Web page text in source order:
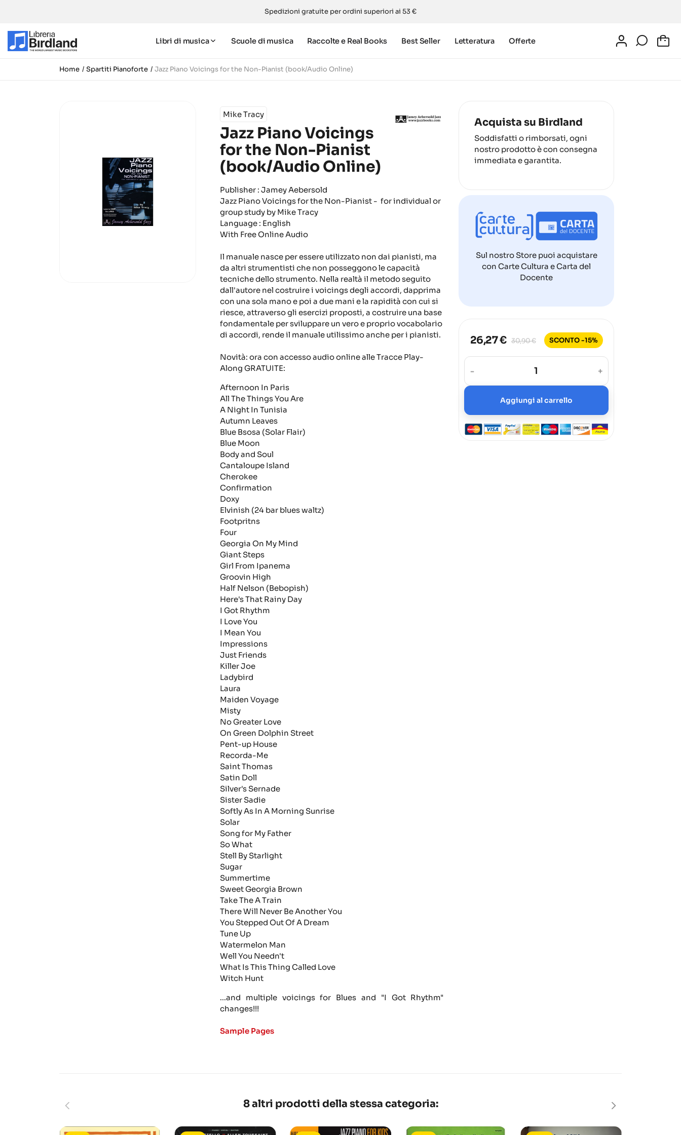
Spedizioni gratuite per ordini superiori ai 53 €
Libri di musica Scuole di musica Raccolte e Real Books Best Seller Letteratura Offerte
Home Spartiti Pianoforte Jazz Piano Voicings for the Non-Pianist (book/Audio Online)
Mike Tracy
Jazz Piano Voicings
for the Non-Pianist
(book/Audio Online)
Publisher : Jamey Aebersold
Jazz Piano Voicings for the Non-Pianist - for individual or
group study by Mike Tracy
Language : English
With Free Online Audio
Il manuale nasce per essere utilizzato non dai pianisti, ma
da altri strumentisti che non posseggono le capacità
tecniche dello strumento. Nella realtà il metodo seguito
dall'autore nel costruire i voicings degli accordi, dapprima
con una sola mano e poi a due mani e la rapidità con cui si
riesce, attraverso gli esercizi proposti, a costruire una base
fondamentale per sviluppare un vero e proprio vocabolario
di accordi, rende il manuale utilissimo anche per i pianisti.
Novità: ora con accesso audio online alle Tracce Play-
Along GRATUITE:
Afternoon In Paris
All The Things You Are
A Night In Tunisia
Autumn Leaves
Blue Bsosa (Solar Flair)
Blue Moon
Body and Soul
Cantaloupe Island
Cherokee
Confirmation
Doxy
Elvinish (24 bar blues waltz)
Footpritns
Four
Georgia On My Mind
Giant Steps
Girl From Ipanema
Groovin High
Half Nelson (Bebopish)
Here's That Rainy Day
I Got Rhythm
I Love You
I Mean You
Impressions
Just Friends
Killer Joe
Ladybird
Laura
Maiden Voyage
Misty
No Greater Love
On Green Dolphin Street
Pent-up House
Recorda-Me
Saint Thomas
Satin Doll
Silver's Sernade
Sister Sadie
Softly As In A Morning Sunrise
Solar
Song for My Father
So What
Stell By Starlight
Sugar
Summertime
Sweet Georgia Brown
Take The A Train
There Will Never Be Another You
You Stepped Out Of A Dream
Tune Up
Watermelon Man
Well You Needn't
What Is This Thing Called Love
Witch Hunt
...and multiple voicings for Blues and "I Got Rhythm"
changes!!!
Sample Pages
Acquista su Birdland
Soddisfatti o rimborsati, ogni
nostro prodotto è con consegna
immediata e garantita.
Sul nostro Store puoi acquistare
con Carte Cultura e Carta del
Docente
26,27 € 30,90 € SCONTO -15%
- +
Aggiungi al carrello
8 altri prodotti della stessa categoria: